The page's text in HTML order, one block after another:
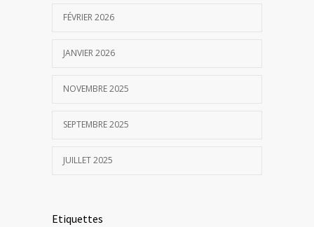
FÉVRIER 2026
JANVIER 2026
NOVEMBRE 2025
SEPTEMBRE 2025
JUILLET 2025
Etiquettes